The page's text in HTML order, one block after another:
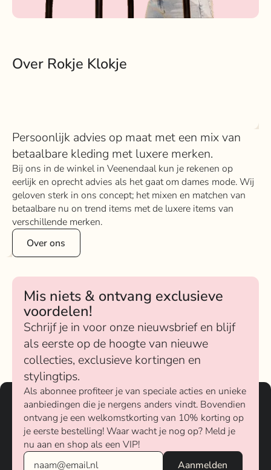
Over Rokje Klokje
Persoonlijk advies op maat met een mix van
betaalbare kleding met luxere merken.
Bij ons in de winkel in Veenendaal kun je rekenen op
eerlijk en oprecht advies als het gaat om dames mode. Wij
geloven sterk in ons concept; het mixen en matchen van
betaalbare nu on trend items met de luxere items van
verschillende merken.
Over ons
Mis niets & ontvang exclusieve
voordelen!
Schrijf je in voor onze nieuwsbrief en blijf
als eerste op de hoogte van nieuwe
collecties, exclusieve kortingen en
stylingtips.
Als abonnee profiteer je van speciale acties en unieke
aanbiedingen die je nergens anders vindt. Bovendien
ontvang je een welkomstkorting van 10% korting op
je eerste bestelling! Waar wacht je nog op? Meld je
nu aan en shop als een VIP!